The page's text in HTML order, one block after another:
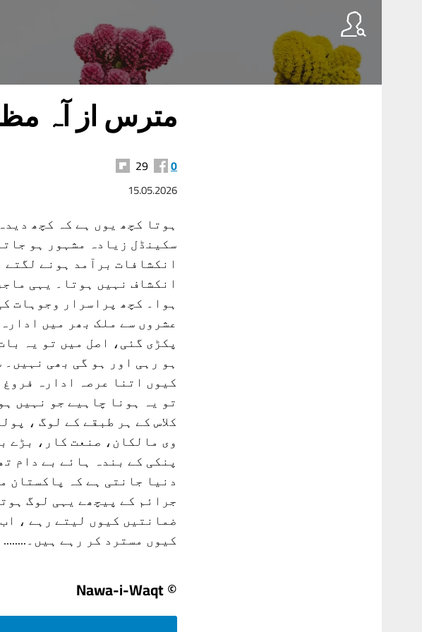
مترس از آہ
29 0
15.05.2026
ہوتا کچھ یوں ہے کہ کچھ
سکینڈل زیادہ مشہور ہو
انکشافات برآمد ہونے
انکشاف نہیں ہوتا۔ یہی
ہوا۔ کچھ پراسرار وجوہات
عشروں سے ملک بھر میں
پکڑی گئی، اصل میں تو یہ
ہو رہی اور ہو گی بھی
کیوں اتنا عرصہ ادارہ
تو یہ ہونا چاہیے جو نہیں
کلاس کے ہر طبقے کے لوگ ،
وی مالکان، صنعت کار، بڑے
پنکی کے بندہ ہائے بے دام
دنیا جانتی ہے کہ پاکستان
جرائم کے پیچھے یہی لوگ
ضمانتیں کیوں لیتے رہے ،
کیوں مسترد کر رہے ہیں۔........
© Nawa-i-Waqt